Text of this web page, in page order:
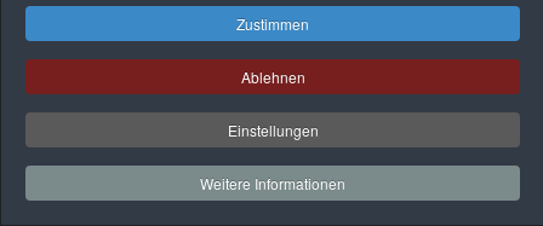
Zustimmen
Ablehnen
Einstellungen
Weitere Informationen